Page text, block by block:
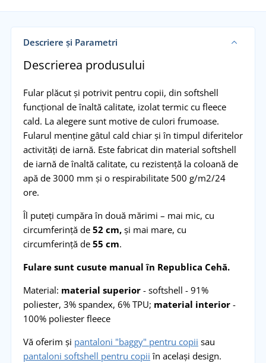
Descriere și Parametri
Descrierea produsului
Fular plăcut și potrivit pentru copii, din softshell
funcțional de înaltă calitate, izolat termic cu fleece
cald. La alegere sunt motive de culori frumoase.
Fularul menține gâtul cald chiar și în timpul diferitelor
activități de iarnă. Este fabricat din material softshell
de iarnă de înaltă calitate, cu rezistență la coloană de
apă de 3000 mm și o respirabilitate 500 g/m2/24
ore.
Îl puteți cumpăra în două mărimi – mai mic, cu
circumferință de 52 cm,și mai mare, cu
circumferință de 55 cm.
Fulare sunt cusute manual în Republica Cehă.
Material: material superior- softshell - 91%
poliester, 3% spandex, 6% TPU; material interior-
100% poliester fleece
Vă oferim și pantaloni "baggy" pentru copii sau
pantaloni softshell pentru copii în același design.